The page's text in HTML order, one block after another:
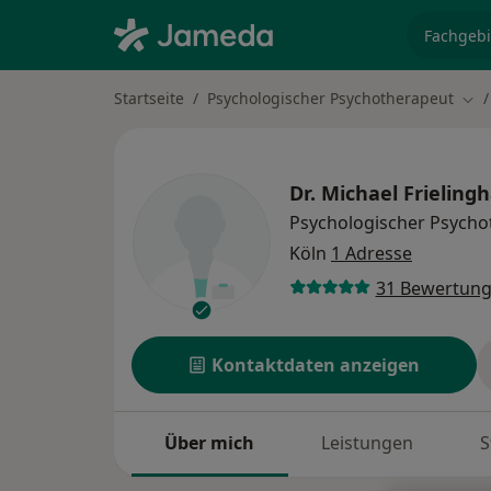
Startseite Psychologischer Psychotherapeut
Dr. Michael
Psychologischer
Köln 1 Adresse
31
Kontaktdaten anzeigen
Über mich Leistungen